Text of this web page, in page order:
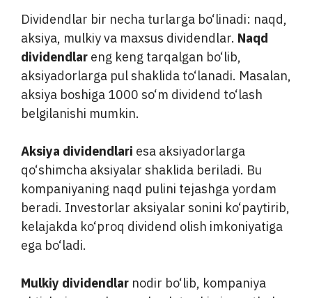
Dividendlar bir necha turlarga bo‘linadi: naqd,
aksiya, mulkiy va maxsus dividendlar. Naqd
dividendlar eng keng tarqalgan bo‘lib,
aksiyadorlarga pul shaklida to‘lanadi. Masalan,
aksiya boshiga 1000 so‘m dividend to‘lash
belgilanishi mumkin.
Aksiya dividendlari esa aksiyadorlarga
qo‘shimcha aksiyalar shaklida beriladi. Bu
kompaniyaning naqd pulini tejashga yordam
beradi. Investorlar aksiyalar sonini ko‘paytirib,
kelajakda ko‘proq dividend olish imkoniyatiga
ega bo‘ladi.
Mulkiy dividendlar nodir bo‘lib, kompaniya